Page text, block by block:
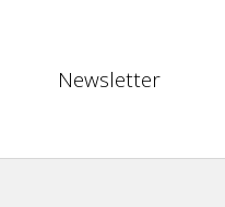
Newsletter